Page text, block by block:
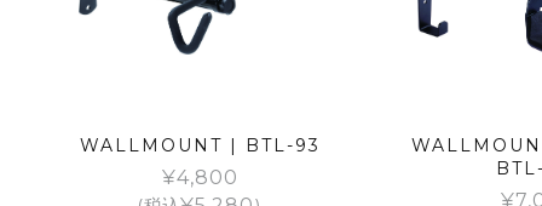
WALLMOUNT | BTL-93
¥4,800
¥